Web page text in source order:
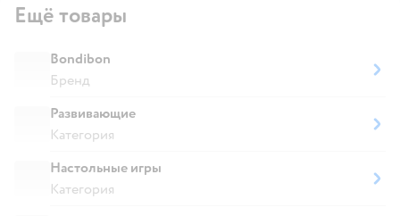
Ещё товары
Bondibon
Бренд
Развивающие
Категория
Настольные игры
Категория